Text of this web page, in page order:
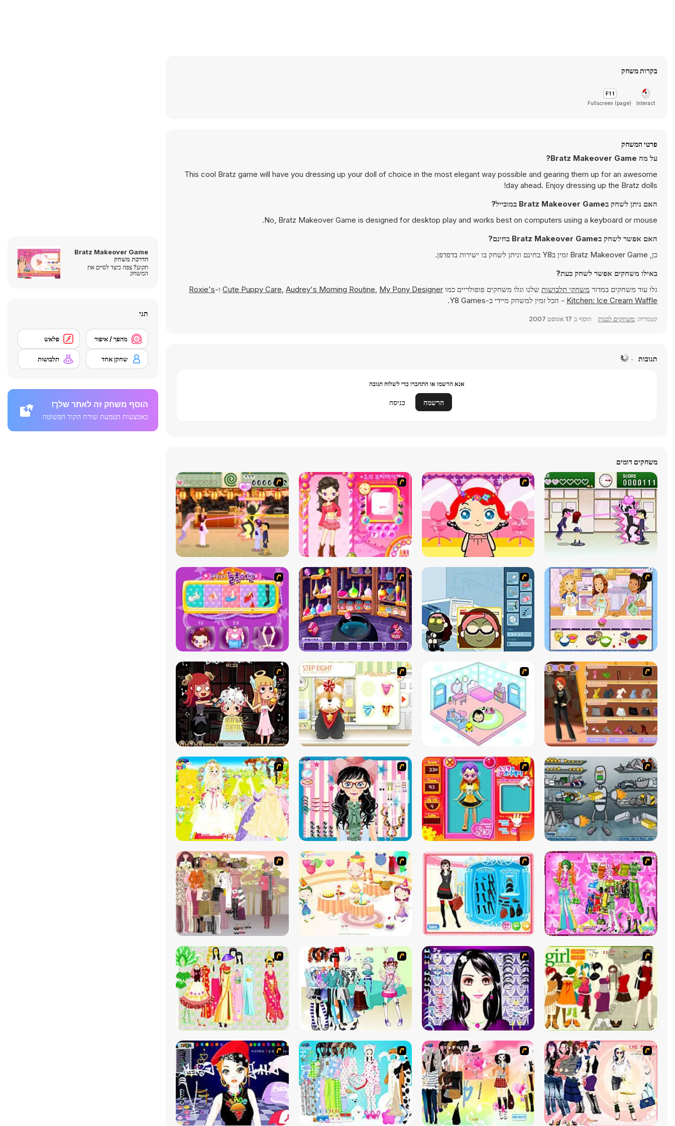
בקרות משחק
Interact
Fullscreen (page)
פרטי המשחק
על מה Bratz Makeover Game?
This cool Bratz game will have you dressing up your doll of choice in the most elegant way possible and gearing them up for an awesome
day ahead. Enjoy dressing up the Bratz dolls!
האם ניתן לשחק בBratz Makeover Game במובייל?
No, Bratz Makeover Game is designed for desktop play and works best on computers using a keyboard or mouse.
האם אפשר לשחק בBratz Makeover Game בחינם?
כן, Bratz Makeover Game זמין בY8 בחינם וניתן לשחק בו ישירות בדפדפן.
באילו משחקים אפשר לשחק כעת?
גלו עוד משחקים במדור משחקי תלבושות שלנו וגלו משחקים פופולריים כמו Cute Puppy Care, Audrey's Morning Routine, My Pony Designer ו-Roxie's
Kitchen: Ice Cream Waffle - הכל זמין למשחק מיידי ב-Y8 Games.
קטגוריה: משחקים לבנות הוסף ב 17 אוגוסט 2007
תגובות
אנא הרשמו או התחברו כדי לשלוח תגובה
הרשמה כניסה
משחקים דומים
Bratz Makeover Game
הדרכת משחק
תקוע? צפה כיצד לסיים את
המשחק
תגי
מהפך / איפור פלאש
שחקן אחד תלבושות
הוסף משחק זה לאתר שלך!
באמצעות הטמעת שורת הקוד הפשוטה